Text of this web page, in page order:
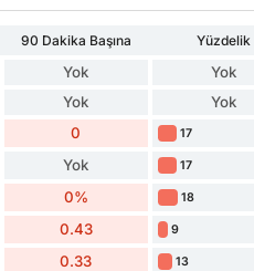
90 Dakika Başına
Yüzdelik
Yok Yok
Yok Yok
0 17
Yok 17
0% 18
0.43 9
0.33 13